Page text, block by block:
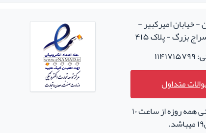
- خیابان امیرکبیر -
بزرگ - پلاک ۴۱۵
متداول
پاسخگویی تلفنی همه روزه از ساعت ۱۰